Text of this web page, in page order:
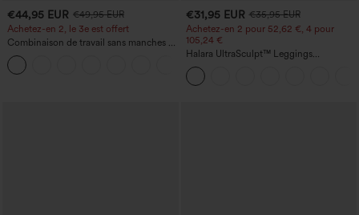
€44,95 EUR €49,95 EUR
Achetez-en 2, le 3e est offert
Combinaison de travail sans manches à
encolure bateau, côtés noués, toucher
frais, rayée, avec poches — Édition Easy
Peezy
€31,95 EUR €35,95 EUR
Achetez-en 2 pour 52,62 €, 4 pour
105,24 €
Halara UltraSculpt™ Leggings
d'entraînement sculptants taille haute,
effet ventre plat, avec poche